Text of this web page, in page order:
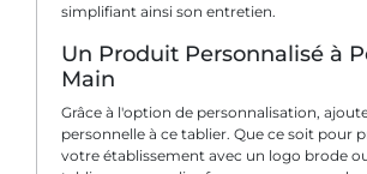
simplifiant ainsi son entretien.
Un Produit Personnalisé à
Main
Grâce à l'option de personnalisation,
personnelle à ce tablier. Que ce soit pour
votre établissement avec un logo brode